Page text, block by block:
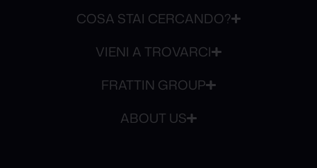
COSA STAI CERCANDO?
VIENI A TROVARCI
FRATTIN GROUP
ABOUT US